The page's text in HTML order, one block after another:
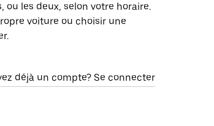
ou les deux, selon votre horaire.
voiture ou choisir une
déjà un compte? Se connecter